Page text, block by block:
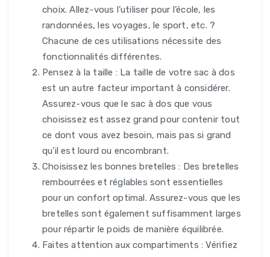
choix. Allez-vous l’utiliser pour l’école, les
randonnées, les voyages, le sport, etc. ?
Chacune de ces utilisations nécessite des
fonctionnalités différentes.
Pensez à la taille : La taille de votre sac à dos
est un autre facteur important à considérer.
Assurez-vous que le sac à dos que vous
choisissez est assez grand pour contenir tout
ce dont vous avez besoin, mais pas si grand
qu’il est lourd ou encombrant.
Choisissez les bonnes bretelles : Des bretelles
rembourrées et réglables sont essentielles
pour un confort optimal. Assurez-vous que les
bretelles sont également suffisamment larges
pour répartir le poids de manière équilibrée.
Faites attention aux compartiments : Vérifiez